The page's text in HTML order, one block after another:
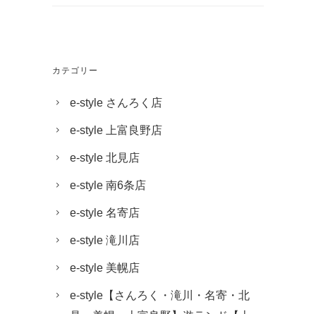
カテゴリー
e-style さんろく店
e-style 上富良野店
e-style 北見店
e-style 南6条店
e-style 名寄店
e-style 滝川店
e-style 美幌店
e-style【さんろく・滝川・名寄・北